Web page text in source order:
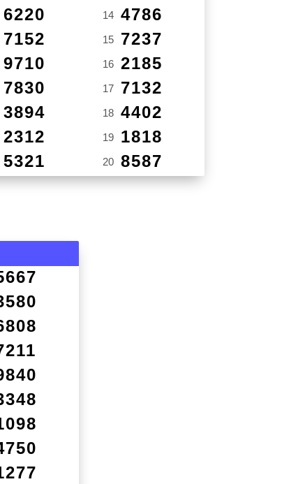
6220
7152
9710
7830
3894
2312
5321
14 4786
15 7237
16 2185
17 7132
18 4402
19 1818
20 8587